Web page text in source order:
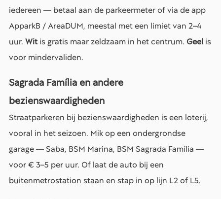
iedereen — betaal aan de parkeermeter of via de app
ApparkB / AreaDUM, meestal met een limiet van 2–4
uur. Wit is gratis maar zeldzaam in het centrum. Geel is
voor mindervaliden.
Sagrada Família en andere
bezienswaardigheden
Straatparkeren bij bezienswaardigheden is een loterij,
vooral in het seizoen. Mik op een ondergrondse
garage — Saba, BSM Marina, BSM Sagrada Família —
voor € 3–5 per uur. Of laat de auto bij een
buitenmetrostation staan en stap in op lijn L2 of L5.